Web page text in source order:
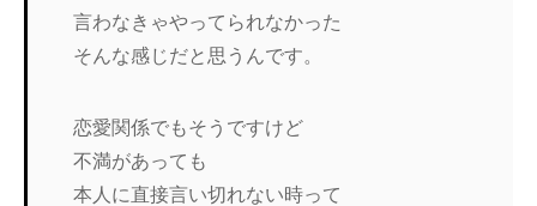
言わなきゃやってられなかった
そんな感じだと思うんです。
恋愛関係でもそうですけど
不満があっても
本人に直接言い切れない時って